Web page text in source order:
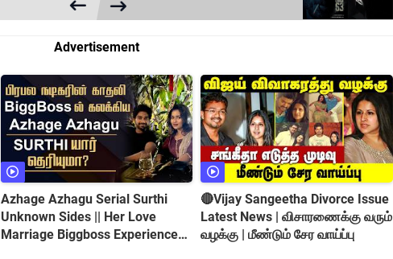
Advertisement
Azhage Azhagu Serial Surthi
Unknown Sides || Her Love
Marriage Biggboss Experience
🔴Vijay Sangeetha Divorce Issue
Latest News | விசாரணைக்கு வரும்
வழக்கு | மீண்டும் சேர வாய்ப்பு